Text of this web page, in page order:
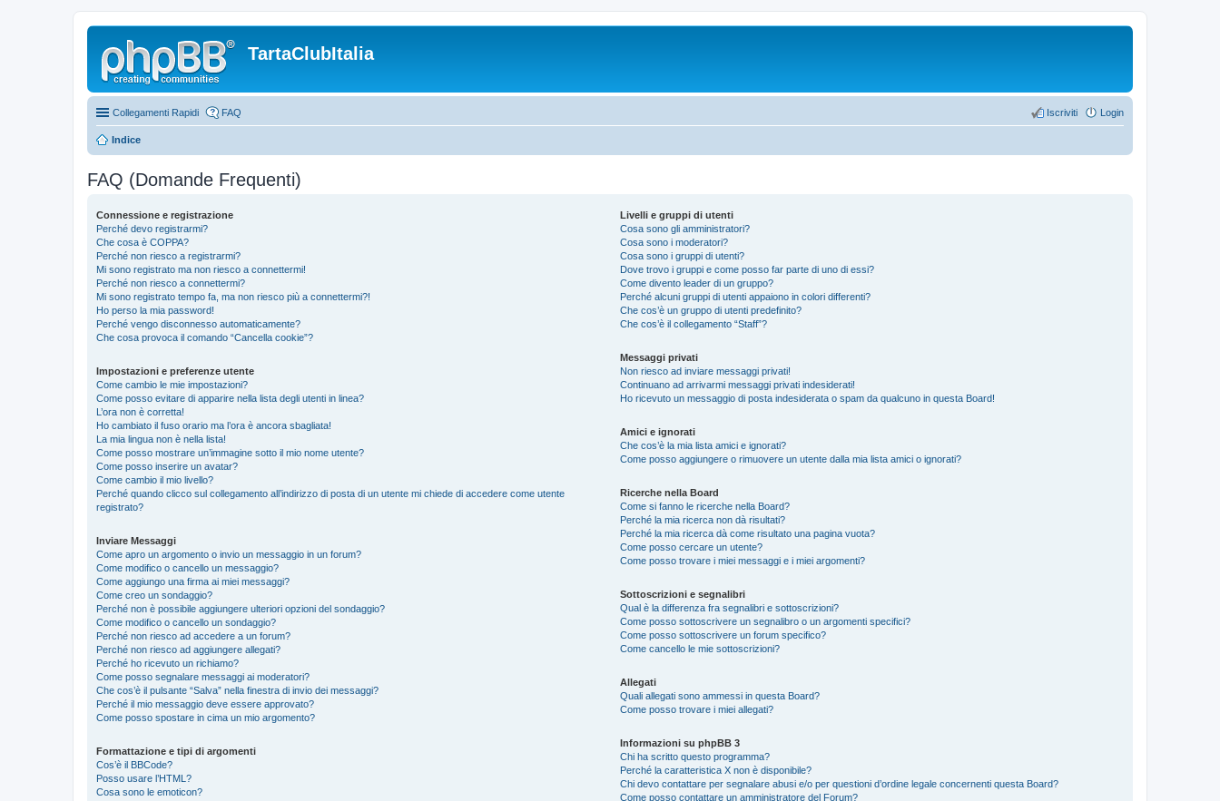
TartaClubItalia
Collegamenti Rapidi FAQ Login
Iscriviti
Indice
FAQ (Domande Frequenti)
Connessione e registrazione
Perché devo registrarmi?
Che cosa è COPPA?
Perché non riesco a registrarmi?
Mi sono registrato ma non riesco a connettermi!
Perché non riesco a connettermi?
Mi sono registrato tempo fa, ma non riesco più a connettermi?!
Ho perso la mia password!
Perché vengo disconnesso automaticamente?
Che cosa provoca il comando “Cancella cookie”?
Impostazioni e preferenze utente
Come cambio le mie impostazioni?
Come posso evitare di apparire nella lista degli utenti in linea?
L’ora non è corretta!
Ho cambiato il fuso orario ma l’ora è ancora sbagliata!
La mia lingua non è nella lista!
Come posso mostrare un’immagine sotto il mio nome utente?
Come posso inserire un avatar?
Come cambio il mio livello?
Perché quando clicco sul collegamento all’indirizzo di posta di un utente mi chiede di accedere come utente
registrato?
Inviare Messaggi
Come apro un argomento o invio un messaggio in un forum?
Come modifico o cancello un messaggio?
Come aggiungo una firma ai miei messaggi?
Come creo un sondaggio?
Perché non è possibile aggiungere ulteriori opzioni del sondaggio?
Come modifico o cancello un sondaggio?
Perché non riesco ad accedere a un forum?
Perché non riesco ad aggiungere allegati?
Perché ho ricevuto un richiamo?
Come posso segnalare messaggi ai moderatori?
Che cos’è il pulsante “Salva” nella finestra di invio dei messaggi?
Perché il mio messaggio deve essere approvato?
Come posso spostare in cima un mio argomento?
Formattazione e tipi di argomenti
Cos’è il BBCode?
Posso usare l’HTML?
Cosa sono le emoticon?
Livelli e gruppi di utenti
Cosa sono gli amministratori?
Cosa sono i moderatori?
Cosa sono i gruppi di utenti?
Dove trovo i gruppi e come posso far parte di uno di essi?
Come divento leader di un gruppo?
Perché alcuni gruppi di utenti appaiono in colori differenti?
Che cos’è un gruppo di utenti predefinito?
Che cos’è il collegamento “Staff”?
Messaggi privati
Non riesco ad inviare messaggi privati!
Continuano ad arrivarmi messaggi privati indesiderati!
Ho ricevuto un messaggio di posta indesiderata o spam da qualcuno in questa Board!
Amici e ignorati
Che cos’è la mia lista amici e ignorati?
Come posso aggiungere o rimuovere un utente dalla mia lista amici o ignorati?
Ricerche nella Board
Come si fanno le ricerche nella Board?
Perché la mia ricerca non dà risultati?
Perché la mia ricerca dà come risultato una pagina vuota?
Come posso cercare un utente?
Come posso trovare i miei messaggi e i miei argomenti?
Sottoscrizioni e segnalibri
Qual è la differenza fra segnalibri e sottoscrizioni?
Come posso sottoscrivere un segnalibro o un argomenti specifici?
Come posso sottoscrivere un forum specifico?
Come cancello le mie sottoscrizioni?
Allegati
Quali allegati sono ammessi in questa Board?
Come posso trovare i miei allegati?
Informazioni su phpBB 3
Chi ha scritto questo programma?
Perché la caratteristica X non è disponibile?
Chi devo contattare per segnalare abusi e/o per questioni d’ordine legale concernenti questa Board?
Come posso contattare un amministratore del Forum?